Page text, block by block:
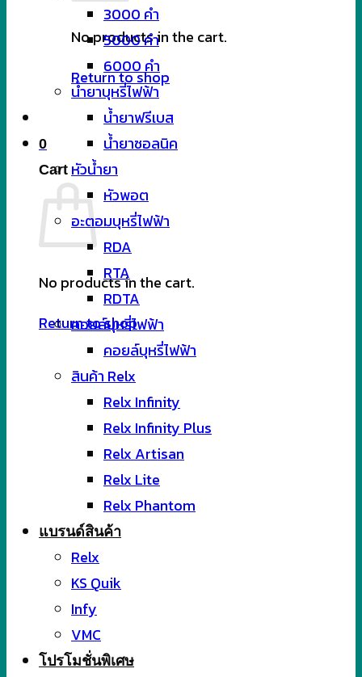
No products in the cart.
Return to shop
0
Cart
No products in the cart.
Return to shop
3000 คำ
5000 คำ
6000 คำ
น้ำยาบุหรี่ไฟฟ้า
น้ำยาฟรีเบส
น้ำยาซอลนิค
หัวน้ำยา
หัวพอต
อะตอมบุหรี่ไฟฟ้า
RDA
RTA
RDTA
คอยล์บุหรี่ไฟฟ้า
คอยล์บุหรี่ไฟฟ้า
สินค้า Relx
Relx Infinity
Relx Infinity Plus
Relx Artisan
Relx Lite
Relx Phantom
แบรนด์สินค้า
Relx
KS Quik
Infy
VMC
โปรโมชั่นพิเศษ